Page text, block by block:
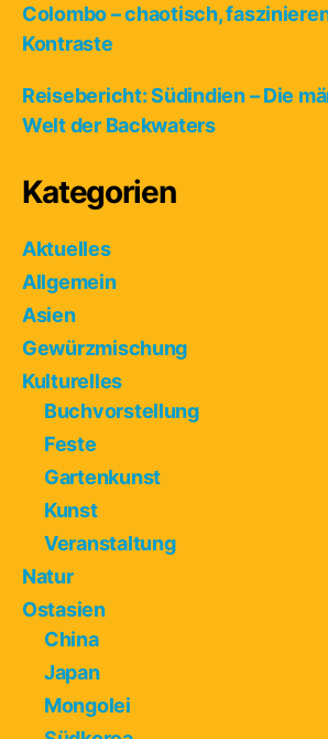
Colombo – chaotisch,
Kontraste
Reisebericht: Südindien – Die
Welt der Backwaters
Kategorien
Aktuelles
Allgemein
Asien
Gewürzmischung
Kulturelles
Buchvorstellung
Feste
Gartenkunst
Kunst
Veranstaltung
Natur
Ostasien
China
Japan
Mongolei